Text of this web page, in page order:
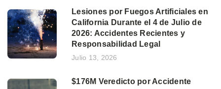
Lesiones por Fuegos Artificiales en
California Durante el 4 de Julio de
2026: Accidentes Recientes y
Responsabilidad Legal
Julio 13, 2026
$176M Veredicto por Accidente